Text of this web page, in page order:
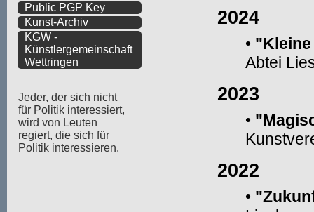
Public PGP Key
Kunst-Archiv
KGW -
Künstlergemeinschaft
Wettringen
Jeder, der sich nicht
für Politik interessiert,
wird von Leuten
regiert, die sich für
Politik interessieren.